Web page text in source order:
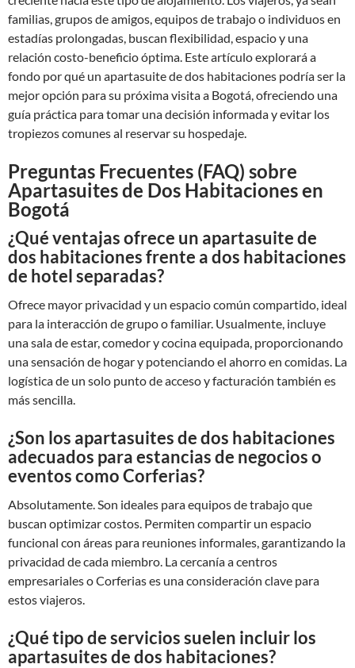
familias, grupos de amigos, equipos de trabajo o individuos en
estadías prolongadas, buscan flexibilidad, espacio y una
relación costo-beneficio óptima. Este artículo explorará a
fondo por qué un apartasuite de dos habitaciones podría ser la
mejor opción para su próxima visita a Bogotá, ofreciendo una
guía práctica para tomar una decisión informada y evitar los
tropiezos comunes al reservar su hospedaje.
Preguntas Frecuentes (FAQ) sobre
Apartasuites de Dos Habitaciones en
Bogotá
¿Qué ventajas ofrece un apartasuite de
dos habitaciones frente a dos habitaciones
de hotel separadas?
Ofrece mayor privacidad y un espacio común compartido, ideal
para la interacción de grupo o familiar. Usualmente, incluye
una sala de estar, comedor y cocina equipada, proporcionando
una sensación de hogar y potenciando el ahorro en comidas. La
logística de un solo punto de acceso y facturación también es
más sencilla.
¿Son los apartasuites de dos habitaciones
adecuados para estancias de negocios o
eventos como Corferias?
Absolutamente. Son ideales para equipos de trabajo que
buscan optimizar costos. Permiten compartir un espacio
funcional con áreas para reuniones informales, garantizando la
privacidad de cada miembro. La cercanía a centros
empresariales o Corferias es una consideración clave para
estos viajeros.
¿Qué tipo de servicios suelen incluir los
apartasuites de dos habitaciones?